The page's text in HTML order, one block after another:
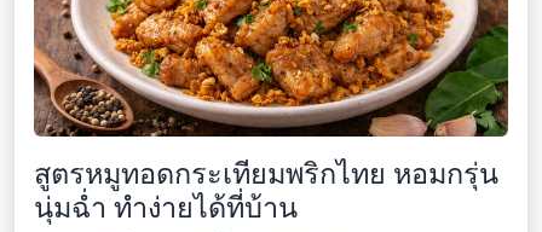
สูตรหมูทอดกระเทียมพริกไทย หอมกรุ่น
นุ่มฉ่ำ ทำง่ายได้ที่บ้าน